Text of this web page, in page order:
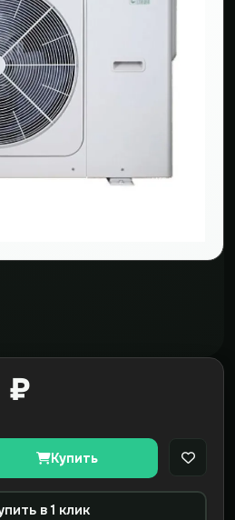
₽
Купить В
в 1 клик